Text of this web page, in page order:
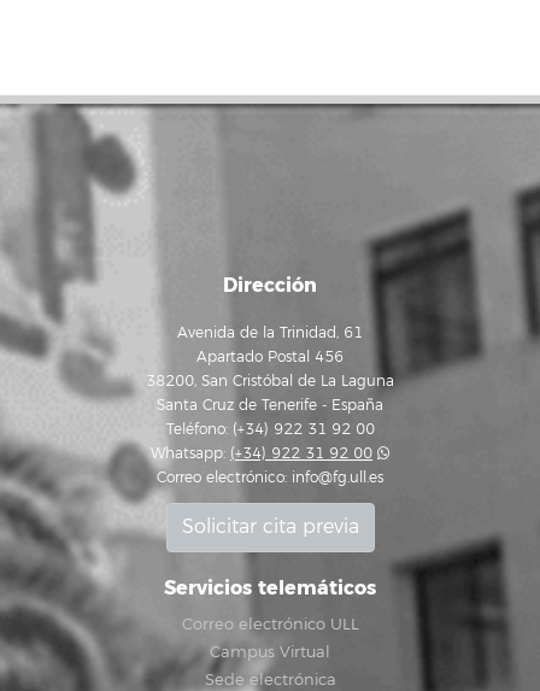
Dirección
Avenida de la Trinidad, 61
Apartado Postal 456
38200, San Cristóbal de La Laguna
Santa Cruz de Tenerife - España
Teléfono: (+34) 922 31 92 00
Whatsapp: (+34) 922 31 92 00
Correo electrónico: info@fg.ull.es
Solicitar cita previa
Servicios telemáticos
Correo electrónico ULL
Campus Virtual
Sede electrónica